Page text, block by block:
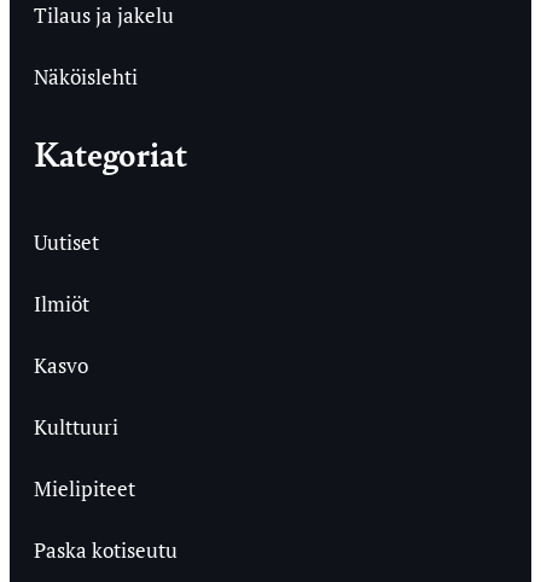
Tilaus ja jakelu
Näköislehti
Kategoriat
Uutiset
Ilmiöt
Kasvo
Kulttuuri
Mielipiteet
Paska kotiseutu